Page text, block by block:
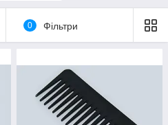
0 Фільтри